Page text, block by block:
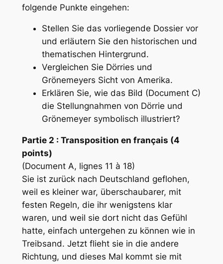
folgende Punkte eingehen:
Stellen Sie das vorliegende Dossier vor
und erläutern Sie den historischen und
thematischen Hintergrund.
Vergleichen Sie Dörries und
Grönemeyers Sicht von Amerika.
Erklären Sie, wie das Bild (Document C)
die Stellungnahmen von Dörrie und
Grönemeyer symbolisch illustriert?
Partie 2 : Transposition en français (4
points)
(Document A, lignes 11 à 18)
Sie ist zurück nach Deutschland geflohen,
weil es kleiner war, überschaubarer, mit
festen Regeln, die ihr wenigstens klar
waren, und weil sie dort nicht das Gefühl
hatte, einfach untergehen zu können wie in
Treibsand. Jetzt flieht sie in die andere
Richtung, und dieses Mal kommt sie mit